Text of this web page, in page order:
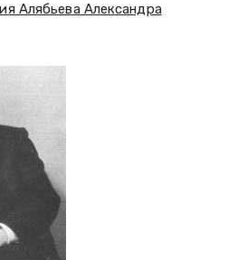
Алябьева Александра